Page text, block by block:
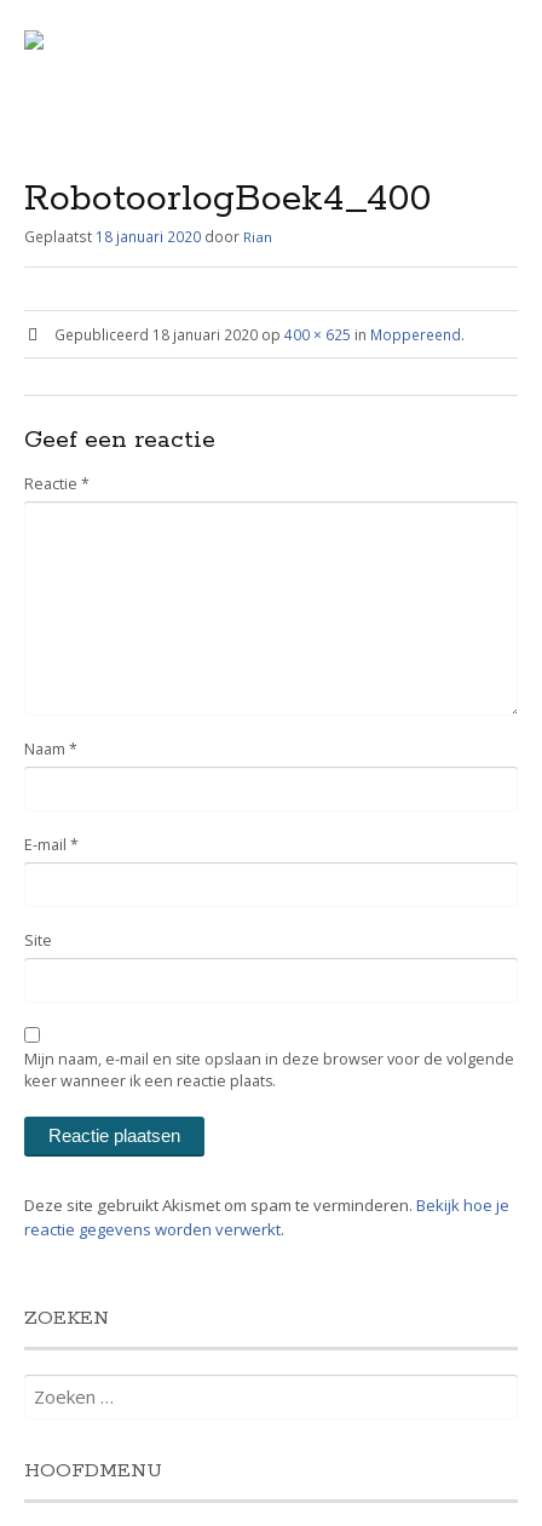
RobotoorlogBoek4_400
Geplaatst 18 januari 2020 door Rian
Gepubliceerd 18 januari 2020op 400 × 625 in Moppereend.
Geef een reactie
Reactie *
Naam *
E-mail *
Site
Mijn naam, e-mail en site opslaan in deze browser voor de volgende
keer wanneer ik een reactie plaats.
Deze site gebruikt Akismet om spam te verminderen. Bekijk hoe je
reactie gegevens worden verwerkt.
ZOEKEN
naar:
HOOFDMENU